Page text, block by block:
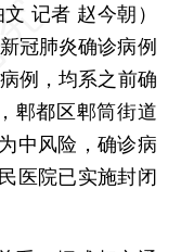
记者 赵今朝）
冠肺炎确诊病例
例，均系之前确
郫都区郫筒街道
中风险，确诊病
医院已实施封闭